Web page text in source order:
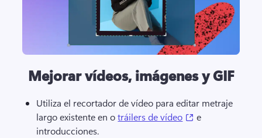
Mejorar vídeos, imágenes y GIF
Utiliza el recortador de vídeo para editar metraje
largo existente en o tráilers de vídeo (opens in a new
e
introducciones.